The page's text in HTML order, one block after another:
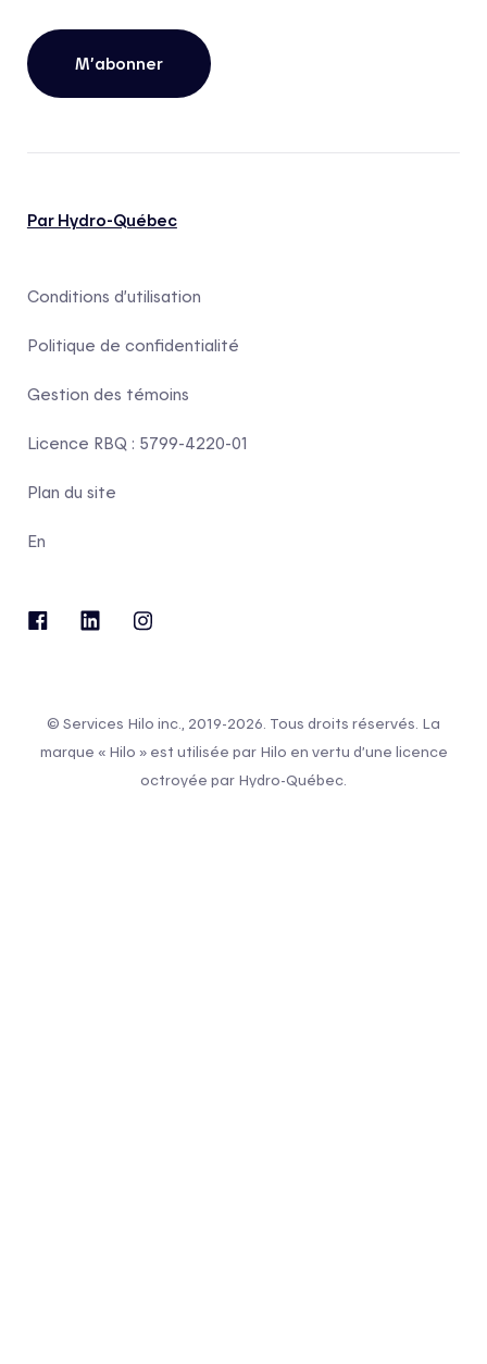
M’abonner
Par Hydro-Québec
Conditions d’utilisation
Politique de confidentialité
Gestion des témoins
Licence RBQ : 5799-4220-01
Plan du site
En
© Services Hilo inc., 2019-2026. Tous droits réservés. La
marque « Hilo » est utilisée par Hilo en vertu d’une licence
octroyée par Hydro-Québec.